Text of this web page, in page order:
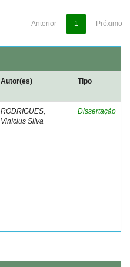
Anterior 1 Próximo
Autor(es) Tipo
RODRIGUES,
Vinícius Silva
Dissertação